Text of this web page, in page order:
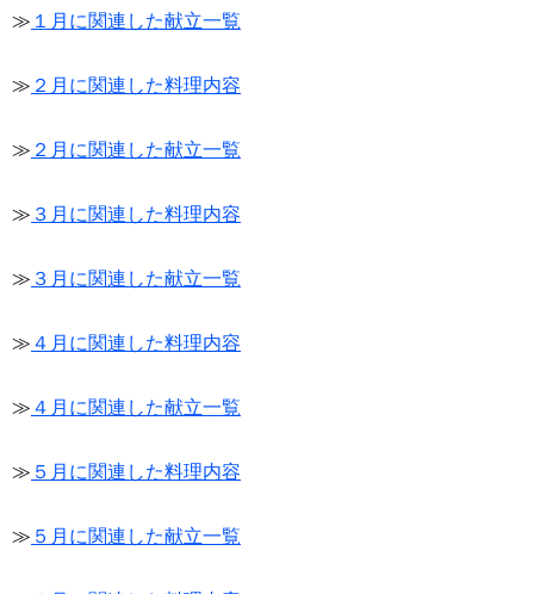
≫ １月に関連した献立一覧
≫ ２月に関連した料理内容
≫ ２月に関連した献立一覧
≫ ３月に関連した料理内容
≫ ３月に関連した献立一覧
≫ ４月に関連した料理内容
≫ ４月に関連した献立一覧
≫ ５月に関連した料理内容
≫ ５月に関連した献立一覧